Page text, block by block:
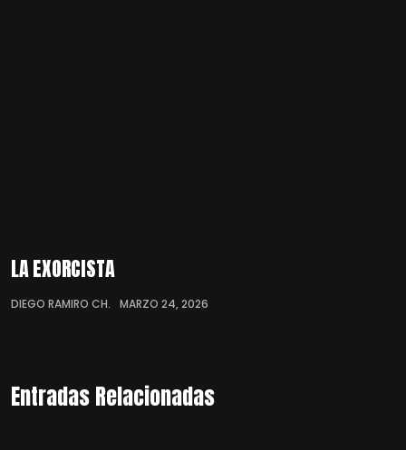
LA EXORCISTA
DIEGO RAMIRO CH. MARZO 24, 2026
Entradas Relacionadas